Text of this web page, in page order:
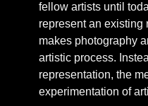
fellow artists until
represent an existing
makes photography
artistic process.
representation, the
experimentation of